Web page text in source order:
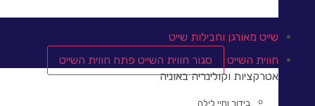
שייט מאורגן וחבילות שייט
חווית השייט
סגור חווית השייט פתח חווית השייט
אטרקציות וקולינריה באוניה
בידור וחיי לילה